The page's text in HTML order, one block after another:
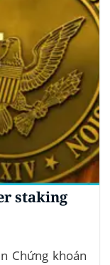
staking
Chứng khoán